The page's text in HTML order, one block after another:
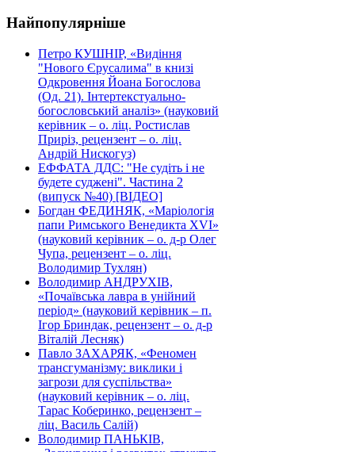
Найпопулярніше
Петро КУШНІР, «Видіння
"Нового Єрусалима" в книзі
Одкровення Йоана Богослова
(Од. 21). Інтертекстуально-
богословський аналіз» (науковий
керівник – о. ліц. Ростислав
Приріз, рецензент – о. ліц.
Андрій Нискогуз)
ЕФФАТА ДДС: "Не судіть і не
будете суджені". Частина 2
(випуск №40) [ВІДЕО]
Богдан ФЕДИНЯК, «Маріологія
папи Римського Венедикта XVI»
(науковий керівник – о. д-р Олег
Чупа, рецензент – о. ліц.
Володимир Тухлян)
Володимир АНДРУХІВ,
«Почаївська лавра в унійний
період» (науковий керівник – п.
Ігор Бриндак, рецензент – о. д-р
Віталій Лесняк)
Павло ЗАХАРЯК, «Феномен
трансгуманізму: виклики і
загрози для суспільства»
(науковий керівник – о. ліц.
Тарас Коберинко, рецензент –
ліц. Василь Салій)
Володимир ПАНЬКІВ,